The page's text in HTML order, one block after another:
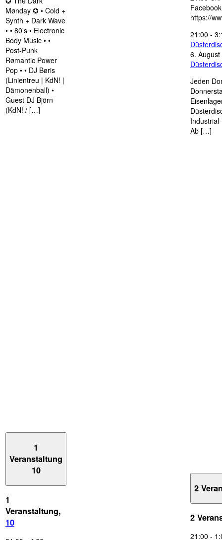
Mønday ✪ • Cold +
Synth + Dark Wave
• • 80's • Electronic
Body Music • •
Post-Punk
Rømantic Power
Pop • • DJ Børis
(Linientreu | KdN! |
Dämonenball) •
Guest DJ Björn
(KdN! / […]
https://
21:00 -
6.
Jeden
Industrial
Ab […]
1
Veranstaltung
10
1
Veranstaltung,
10
2
2
21:00 -